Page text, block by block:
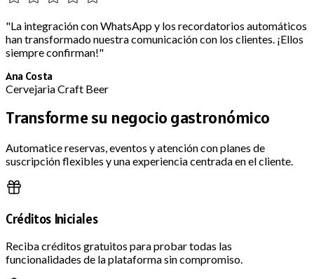
"La integración con WhatsApp y los recordatorios automáticos
han transformado nuestra comunicación con los clientes. ¡Ellos
siempre confirman!"
Ana Costa
Cervejaria Craft Beer
Transforme su negocio gastronómico
Automatice reservas, eventos y atención con planes de
suscripción flexibles y una experiencia centrada en el cliente.
Créditos Iniciales
Reciba créditos gratuitos para probar todas las
funcionalidades de la plataforma sin compromiso.